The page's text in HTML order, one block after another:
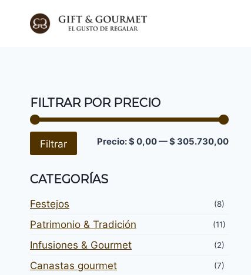
FILTRAR POR PRECIO
Precio
Precio
Filtrar Precio:$ 0,00—$ 305.730,00
CATEGORÍAS
Festejos (8)
Patrimonio & Tradición (11)
Infusiones & Gourmet (2)
Canastas gourmet (7)